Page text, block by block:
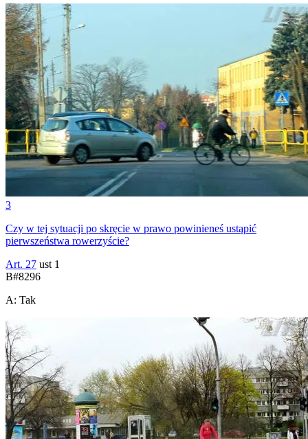
3
Czy w tej sytuacji po skręcie w prawo powinieneś ustąpić
pierwszeństwa rowerzyście?
Art. 27 ust 1
B#8296
A: Tak